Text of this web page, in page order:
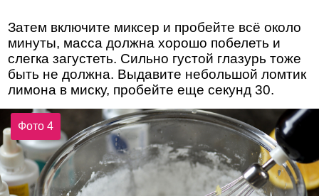
Затем включите миксер и пробейте всё около
минуты, масса должна хорошо побелеть и
слегка загустеть. Сильно густой глазурь тоже
быть не должна. Выдавите небольшой ломтик
лимона в миску, пробейте еще секунд 30.
Фото 4